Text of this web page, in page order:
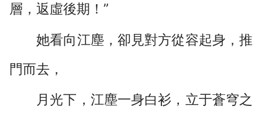
層，返虛後期！”
她看向江塵，卻見對方從容起身，推
門而去，
月光下，江塵一身白衫，立于蒼穹之